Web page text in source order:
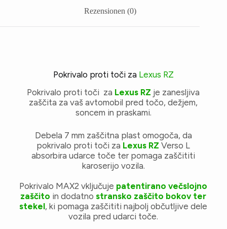
Rezensionen (0)
Pokrivalo proti toči za Lexus RZ
Pokrivalo proti toči za Lexus RZ je zanesljiva
zaščita za vaš avtomobil pred točo, dežjem,
soncem in praskami.
Debela 7 mm zaščitna plast omogoča, da
pokrivalo proti toči za Lexus RZ Verso L
absorbira udarce toče ter pomaga zaščititi
karoserijo vozila.
Pokrivalo MAX2 vključuje patentirano večslojno
zaščito in dodatnostransko zaščito bokov ter
stekel, ki pomaga zaščititi najbolj občutljive dele
vozila pred udarci toče.